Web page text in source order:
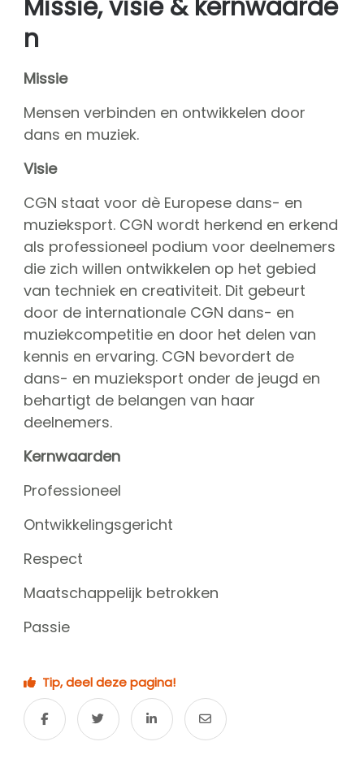
Vrienden van CGN
Vrijwilligers
Hall of fame
kaartverkoop
Sponsoren
shop
CGN competitie
Seizoen contests
Seizoen deelnemers
Seizoen programma's
CGN Champions
CGN fonds 2020
Contact
English
(0)
Account
Missie, visie & kernwaarde
n
Missie
Mensen verbinden en ontwikkelen door
dans en muziek.
Visie
CGN staat voor dè Europese dans- en
muzieksport. CGN wordt herkend en erkend
als professioneel podium voor deelnemers
die zich willen ontwikkelen op het gebied
van techniek en creativiteit. Dit gebeurt
door de internationale CGN dans- en
muziekcompetitie en door het delen van
kennis en ervaring. CGN bevordert de
dans- en muzieksport onder de jeugd en
behartigt de belangen van haar
deelnemers.
Kernwaarden
Professioneel
Ontwikkelingsgericht
Respect
Maatschappelijk betrokken
Passie
Tip, deel deze pagina!